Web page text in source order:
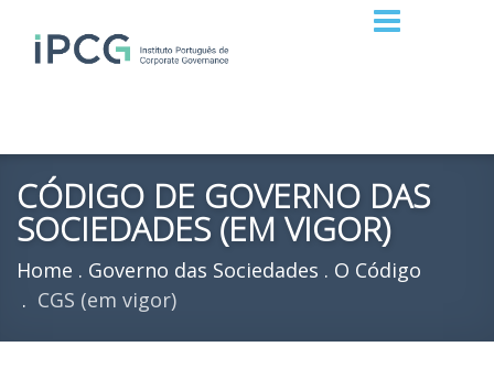
CÓDIGO DE GOVERNO DAS
SOCIEDADES (EM VIGOR)
Home Governo das Sociedades
O Código
CGS (em vigor)